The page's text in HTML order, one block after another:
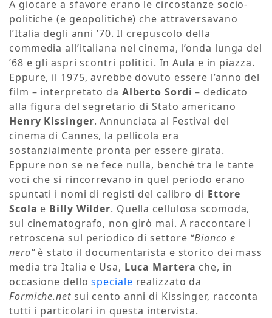
A giocare a sfavore erano le circostanze socio-
politiche (e geopolitiche) che attraversavano
l’Italia degli anni ’70. Il crepuscolo della
commedia all’italiana nel cinema, l’onda lunga del
’68 e gli aspri scontri politici. In Aula e in piazza.
Eppure, il 1975, avrebbe dovuto essere l’anno del
film – interpretato da Alberto Sordi – dedicato
alla figura del segretario di Stato americano
Henry Kissinger. Annunciata al Festival del
cinema di Cannes, la pellicola era
sostanzialmente pronta per essere girata.
Eppure non se ne fece nulla, benché tra le tante
voci che si rincorrevano in quel periodo erano
spuntati i nomi di registi del calibro di Ettore
Scola e Billy Wilder. Quella cellulosa scomoda,
sul cinematografo, non girò mai. A raccontare i
retroscena sul periodico di settore “Bianco e
nero”è stato il documentarista e storico dei mass
media tra Italia e Usa, Luca Martera che, in
occasione dellospeciale realizzato da
Formiche.netsui cento anni di Kissinger, racconta
tutti i particolari in questa intervista.